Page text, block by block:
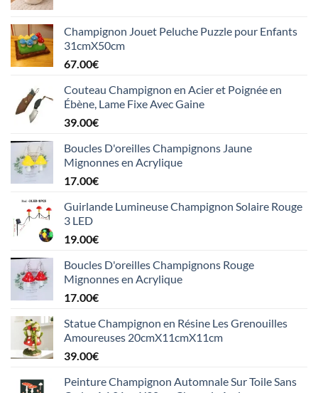
Champignon Jouet Peluche Puzzle pour Enfants
31cmX50cm
67.00€
Couteau Champignon en Acier et Poignée en
Ébène, Lame Fixe Avec Gaine
39.00€
Boucles D'oreilles Champignons Jaune
Mignonnes en Acrylique
17.00€
Guirlande Lumineuse Champignon Solaire Rouge
3 LED
19.00€
Boucles D'oreilles Champignons Rouge
Mignonnes en Acrylique
17.00€
Statue Champignon en Résine Les Grenouilles
Amoureuses 20cmX11cmX11cm
39.00€
Peinture Champignon Automnale Sur Toile Sans